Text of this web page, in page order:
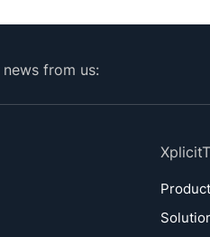
from us:
Product